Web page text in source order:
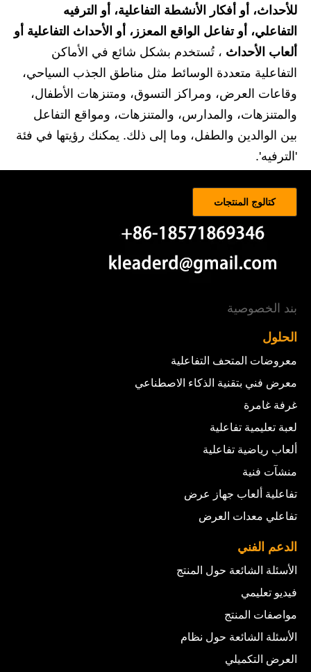
للأحداث، أو أفكار الأنشطة التفاعلية، أو الترفيه
التفاعلي، أو تفاعل الواقع المعزز، أو الأحداث التفاعلية أو
ألعاب الأحداث ، تُستخدم بشكل شائع في الأماكن
التفاعلية متعددة الوسائط مثل مناطق الجذب السياحي،
وقاعات العرض، ومراكز التسوق، ومتنزهات الأطفال،
والمتنزهات، والمدارس، والمتنزهات، ومواقع التفاعل
بين الوالدين والطفل، وما إلى ذلك. يمكنك رؤيتها في فئة
'الترفيه'.
كتالوج المنتجات
بند الخصوصية
الحلول
معروضات المتحف التفاعلية
معرض فني بتقنية الذكاء الاصطناعي
غرفة غامرة
لعبة تعليمية تفاعلية
ألعاب رياضية تفاعلية
منشآت فنية
تفاعلية ألعاب جهاز عرض
تفاعلي معدات العرض
الدعم الفني
الأسئلة الشائعة حول المنتج
فيديو تعليمي
مواصفات المنتج
الأسئلة الشائعة حول نظام
العرض التكميلي